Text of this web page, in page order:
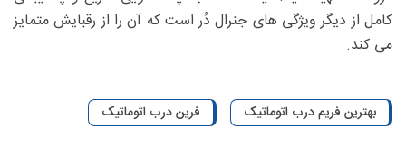
کامل از دیگر ویژگی های جنرال دُر است که آن را از رقبایش متمایز
می کند.
بهترین فریم درب اتوماتیک فرین درب اتوماتیک